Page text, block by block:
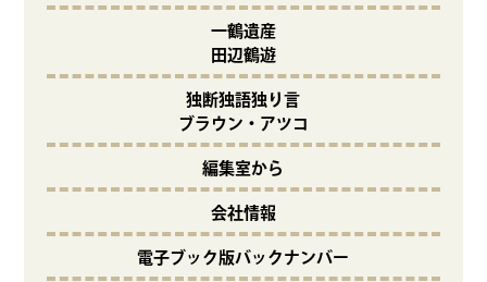
一鶴遺産
田辺鶴遊
独断独語独り言
ブラウン・アツコ
編集室から
会社情報
電子ブック版バックナンバー